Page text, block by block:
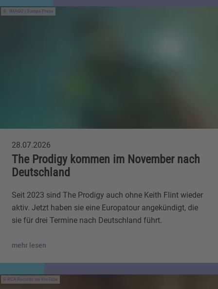
IMAGO / Europa Press
28.07.2026
The Prodigy kommen im November nach
Deutschland
Seit 2023 sind The Prodigy auch ohne Keith Flint wieder
aktiv. Jetzt haben sie eine Europatour angekündigt, die
sie für drei Termine nach Deutschland führt.
mehr lesen
RCA Records via YouTube